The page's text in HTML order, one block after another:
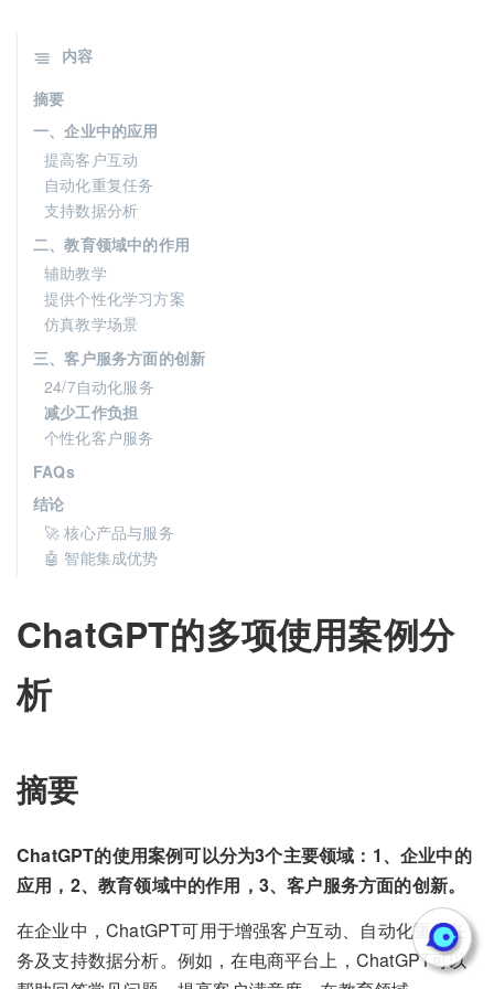
ChatGPT的多项使用案例分
析
摘要
ChatGPT的使用案例可以分为3个主要领域：1、企业中的
应用，2、教育领域中的作用，3、客户服务方面的创新。
在企业中，ChatGPT可用于增强客户互动、自动化重复任
务及支持数据分析。例如，在电商平台上，ChatGPT可以
内容
摘要
一、企业中的应用
提高客户互动
自动化重复任务
支持数据分析
二、教育领域中的作用
辅助教学
提供个性化学习方案
仿真教学场景
三、客户服务方面的创新
24/7自动化服务
减少工作负担
个性化客户服务
FAQs
结论
🚀 核心产品与服务
🤖 智能集成优势